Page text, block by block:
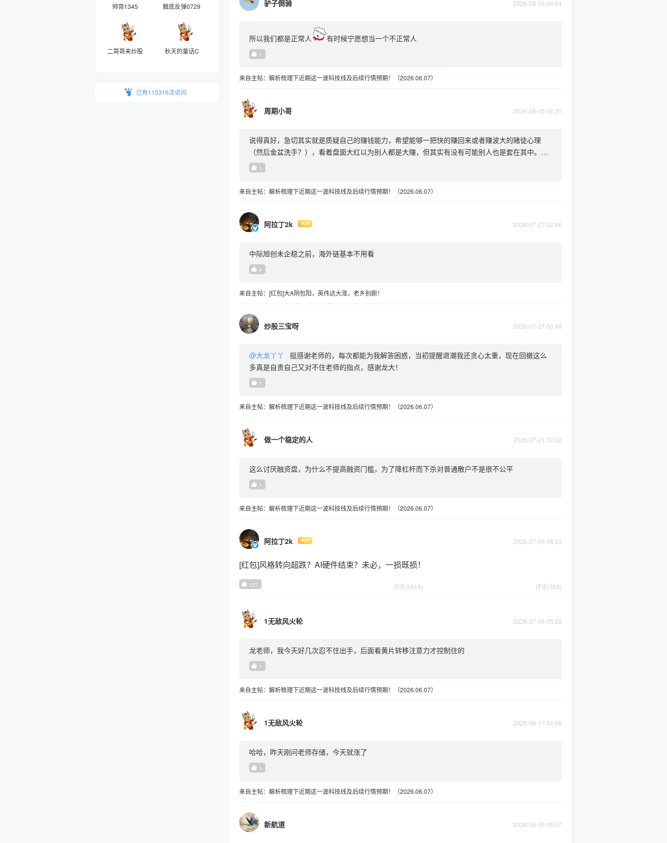
帅哥1345 触底反弹0729
二哥哥来炒股 秋天的童话C
已有115316次访问
驴子倒骑 2026-08-05 06:54
所以我们都是正常人 有时候宁愿想当一个不正常人
1
来自主帖：解析梳理下近期这一波科技线及后续行情预期！（2026.06.07）
周期小哥 2026-08-05 06:31
说得真好，急切其实就是质疑自己的赚钱能力，希望能够一把快的赚回来或者赚波大的赌徒心理
（然后金盆洗手？），看着盘面大红以为别人都是大赚，但其实有没有可能别人也是套在其中。然
后今天虽然是个比较不错的信号，
1
来自主帖：解析梳理下近期这一波科技线及后续行情预期！（2026.06.07）
阿拉丁2k 2026-07-27 02:46
中际旭创未企稳之前，海外链基本不用看
4
来自主帖：[红包]大A阴包阳，英伟达大涨，老乡别跑！
炒股三宝呀 2026-07-27 00:49
@大龙丫丫 挺感谢老师的，每次都能为我解答困惑，当初提醒退潮我还贪心太重，现在回撤这么
多真是自责自己又对不住老师的指点，感谢龙大！
1
来自主帖：解析梳理下近期这一波科技线及后续行情预期！（2026.06.07）
做一个稳定的人 2026-07-21 02:32
这么讨厌融资盘，为什么不提高融资门槛，为了降杠杆而下杀对普通散户不是很不公平
1
来自主帖：解析梳理下近期这一波科技线及后续行情预期！（2026.06.07）
阿拉丁2k 2026-07-05 08:20
[红包]风格转向超跌？AI硬件结束？未必，一损既损！
127 浏览(5814) 评论(383)
1无敌风火轮 2026-07-06 05:39
龙老师，我今天好几次忍不住出手，后面看黄片转移注意力才控制住的
1
来自主帖：解析梳理下近期这一波科技线及后续行情预期！（2026.06.07）
1无敌风火轮 2026-06-17 04:06
哈哈，昨天刚问老师存储，今天就涨了
1
来自主帖：解析梳理下近期这一波科技线及后续行情预期！（2026.06.07）
新航道 2026-06-06 05:57